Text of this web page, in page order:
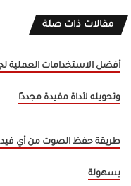
مقالات ذات صلة
وتحويله لأداة مفيدة مجددًا
بسهولة